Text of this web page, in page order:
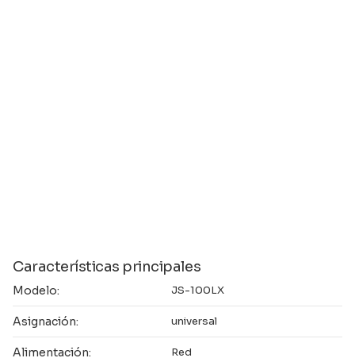
Características principales
Modelo: JS-100LX
Asignación: universal
Alimentación: Red